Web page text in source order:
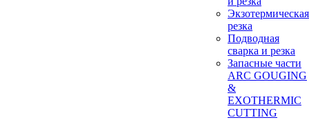
Экзотермическая
резка
Подводная
сварка и резка
Запасные части
ARC GOUGING
&
EXOTHERMIC
CUTTING